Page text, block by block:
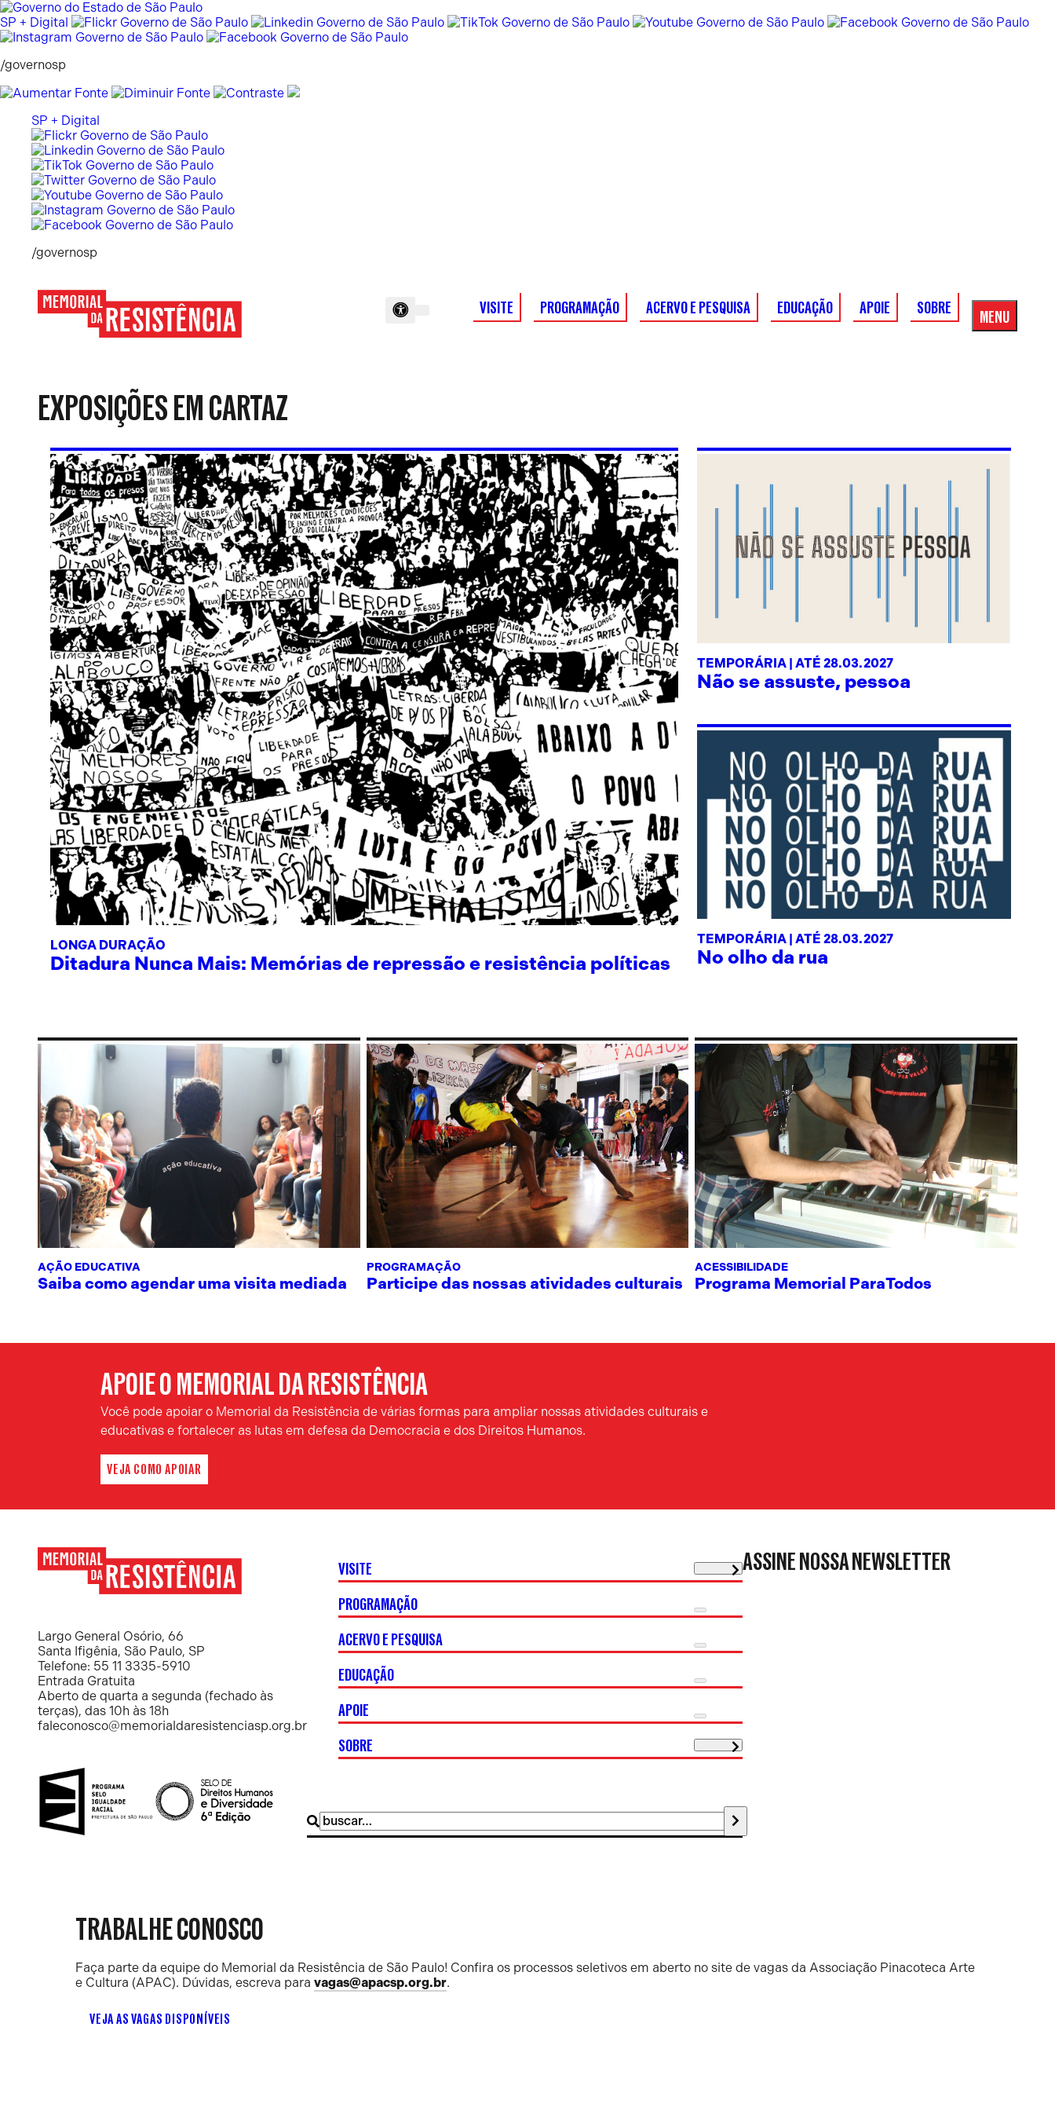
Pular
para
o
SP + Digital
/governosp
SP + Digital
/governosp
VISITE PROGRAMAÇÃO ACERVO E PESQUISA EDUCAÇÃO APOIE SOBRE MENU
Menu
EXPOSIÇÕES EM CARTAZ
LONGA DURAÇÃO
Ditadura Nunca Mais: Memórias de repressão e resistência políticas
TEMPORÁRIA | ATÉ 28.03.2027
Não se assuste, pessoa
TEMPORÁRIA | ATÉ 28.03.2027
No olho da rua
AÇÃO EDUCATIVA
Saiba como agendar uma visita mediada
PROGRAMAÇÃO
Participe das nossas atividades culturais
ACESSIBILIDADE
Programa Memorial ParaTodos
APOIE O MEMORIAL DA RESISTÊNCIA
Você pode apoiar o Memorial da Resistência de várias formas para ampliar nossas atividades culturais e
educativas e fortalecer as lutas em defesa da Democracia e dos Direitos Humanos.
VEJA COMO APOIAR
Resistência
Largo General Osório, 66
Santa Ifigênia, São Paulo, SP
Telefone: 55 11 3335-5910
Entrada Gratuita
Aberto de quarta a segunda (fechado às
terças), das 10h às 18h
faleconosco@memorialdaresistenciasp.org.br
Buscar
por:
VISITE
PROGRAMAÇÃO
ACERVO E PESQUISA
EDUCAÇÃO
APOIE
SOBRE
ASSINE NOSSA NEWSLETTER
TRABALHE CONOSCO
Faça parte da equipe do Memorial da Resistência de São Paulo! Confira os processos seletivos em aberto no site de vagas da Associação Pinacoteca Arte
e Cultura (APAC). Dúvidas, escreva para vagas@apacsp.org.br.
VEJA AS VAGAS DISPONÍVEIS